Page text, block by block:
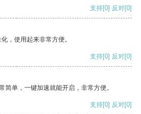
支持[0] 反对[0]
，使用起来非常方便。
支持[0] 反对[0]
简单，一键加速就能开启，非常方便。
支持[0] 反对[0]